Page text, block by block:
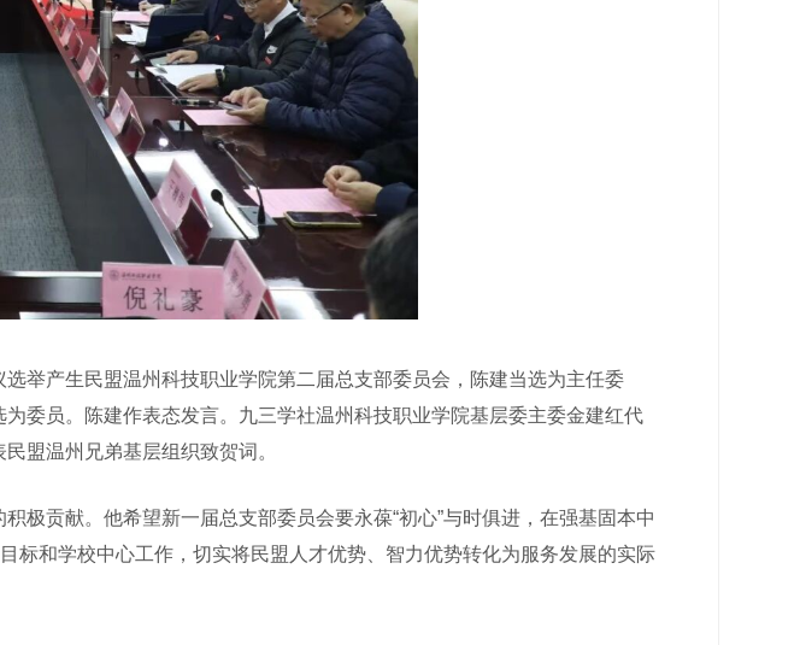
产生民盟温州科技职业学院第二届总支部委员会，陈建当选为主任委
委员。陈建作表态发言。九三学社温州科技职业学院基层委主委金建红代
盟温州兄弟基层组织致贺词。
贡献。他希望新一届总支部委员会要永葆“初心”与时俱进，在强基固本中
标和学校中心工作，切实将民盟人才优势、智力优势转化为服务发展的实际